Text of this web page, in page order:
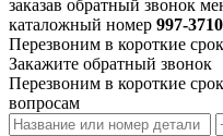
заказав обратный звонок
каталожный номер 997-
Перезвоним в короткие
Закажите обратный звонок
Перезвоним в короткие
вопросам